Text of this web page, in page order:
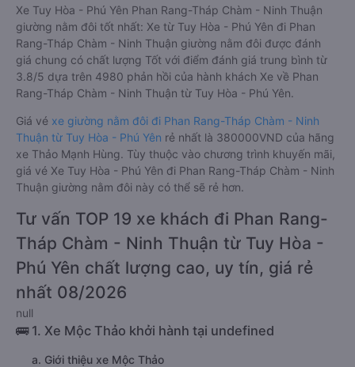
Xe Tuy Hòa - Phú Yên Phan Rang-Tháp Chàm - Ninh Thuận
giường nằm đôi tốt nhất: Xe từ Tuy Hòa - Phú Yên đi Phan
Rang-Tháp Chàm - Ninh Thuận giường nằm đôi được đánh
giá chung có chất lượng Tốt với điểm đánh giá trung bình từ
3.8/5 dựa trên 4980 phản hồi của hành khách Xe về Phan
Rang-Tháp Chàm - Ninh Thuận từ Tuy Hòa - Phú Yên.
Giá vé xe giường nằm đôi đi Phan Rang-Tháp Chàm - Ninh
Thuận từ Tuy Hòa - Phú Yên rẻ nhất là 380000VND của hãng
xe Thảo Mạnh Hùng. Tùy thuộc vào chương trình khuyến mãi,
giá vé Xe Tuy Hòa - Phú Yên đi Phan Rang-Tháp Chàm - Ninh
Thuận giường nằm đôi này có thể sẽ rẻ hơn.
Tư vấn TOP 19 xe khách đi Phan Rang-
Tháp Chàm - Ninh Thuận từ Tuy Hòa -
Phú Yên chất lượng cao, uy tín, giá rẻ
nhất 08/2026
null
🚌 1. Xe Mộc Thảo khởi hành tại undefined
a. Giới thiệu xe Mộc Thảo